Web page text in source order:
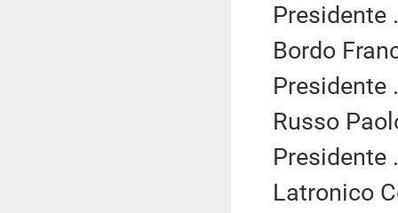
Presidente
Bordo
Presidente
Russo
Presidente
Latronico